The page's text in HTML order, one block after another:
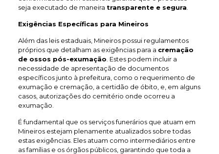
seja executado de maneira transparente e segura
Exigências Específicas para Mineiros
Além das leis estaduais, Mineiros possui regulamentos
próprios que detalham as exigências para a cremação
de ossos pós-exumação . Estes podem incluir a
necessidade de apresentação de documentos
específicos junto à prefeitura, como o requerimento de
exumação e cremação, a certidão de óbito, e, em alguns
casos, autorizações do cemitério onde ocorreu a
exumação.
É fundamental que os serviços funerários que atuam em
Mineiros estejam plenamente atualizados sobre todas
estas exigências. Eles atuam como intermediários entre
as famílias e os órgãos públicos, garantindo que toda a